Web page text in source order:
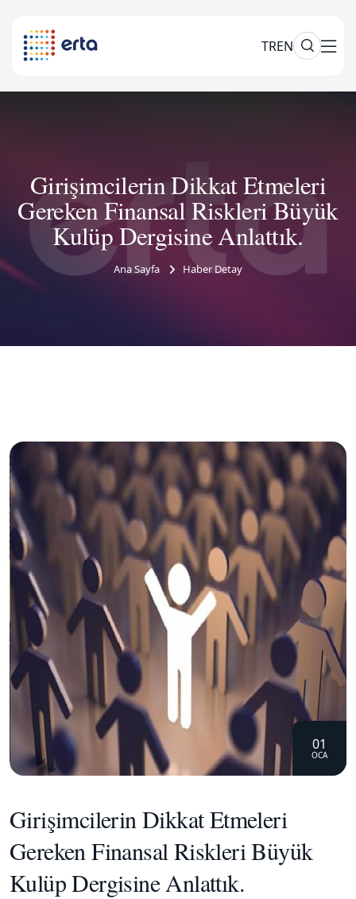
TREN
Girişimcilerin Dikkat Etmeleri
Gereken Finansal Riskleri Büyük
Kulüp Dergisine Anlattık.
Ana Sayfa Haber Detay
01
OCA
Girişimcilerin Dikkat Etmeleri
Gereken Finansal Riskleri Büyük
Kulüp Dergisine Anlattık.